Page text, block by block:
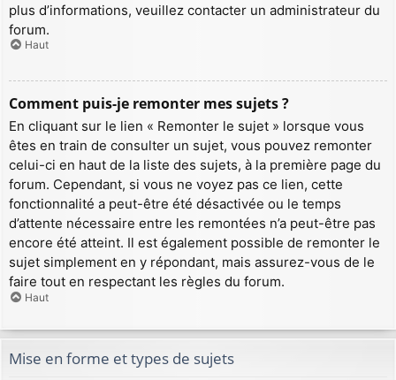
plus d’informations, veuillez contacter un administrateur du
forum.
Haut
Comment puis-je remonter mes sujets ?
En cliquant sur le lien « Remonter le sujet » lorsque vous
êtes en train de consulter un sujet, vous pouvez remonter
celui-ci en haut de la liste des sujets, à la première page du
forum. Cependant, si vous ne voyez pas ce lien, cette
fonctionnalité a peut-être été désactivée ou le temps
d’attente nécessaire entre les remontées n’a peut-être pas
encore été atteint. Il est également possible de remonter le
sujet simplement en y répondant, mais assurez-vous de le
faire tout en respectant les règles du forum.
Haut
Mise en forme et types de sujets